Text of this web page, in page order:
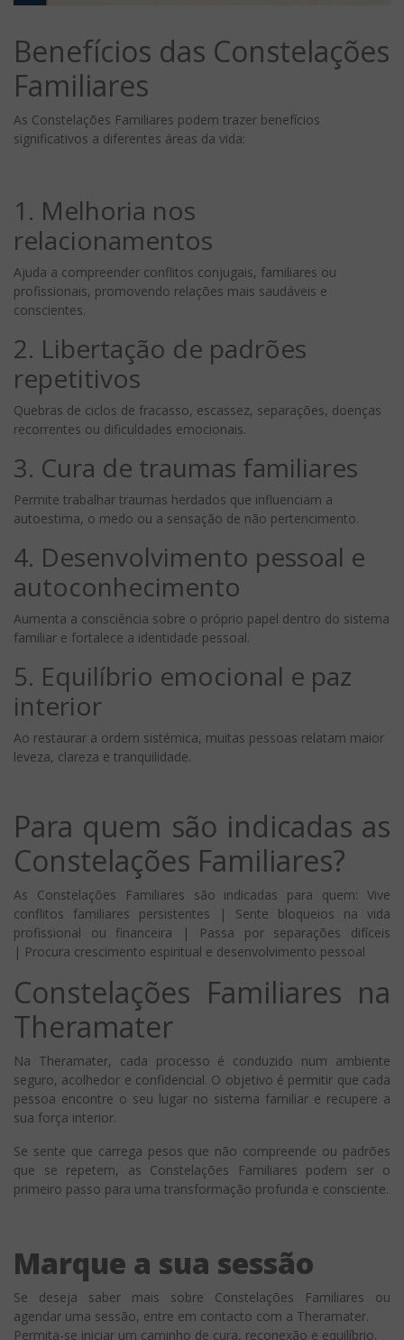
Benefícios das Constelações
Familiares
As Constelações Familiares podem trazer benefícios
significativos a diferentes áreas da vida:
1. Melhoria nos
relacionamentos
Ajuda a compreender conflitos conjugais, familiares ou
profissionais, promovendo relações mais saudáveis e
conscientes.
2. Libertação de padrões
repetitivos
Quebras de ciclos de fracasso, escassez, separações, doenças
recorrentes ou dificuldades emocionais.
3. Cura de traumas familiares
Permite trabalhar traumas herdados que influenciam a
autoestima, o medo ou a sensação de não pertencimento.
4. Desenvolvimento pessoal e
autoconhecimento
Aumenta a consciência sobre o próprio papel dentro do sistema
familiar e fortalece a identidade pessoal.
5. Equilíbrio emocional e paz
interior
Ao restaurar a ordem sistémica, muitas pessoas relatam maior
leveza, clareza e tranquilidade.
Para quem são indicadas as
Constelações Familiares?
As Constelações Familiares são indicadas para quem: Vive
conflitos familiares persistentes | Sente bloqueios na vida
profissional ou financeira | Passa por separações difíceis
| Procura crescimento espiritual e desenvolvimento pessoal
Constelações Familiares na
Theramater
Na Theramater, cada processo é conduzido num ambiente
seguro, acolhedor e confidencial. O objetivo é permitir que cada
pessoa encontre o seu lugar no sistema familiar e recupere a
sua força interior.
Se sente que carrega pesos que não compreende ou padrões
que se repetem, as Constelações Familiares podem ser o
primeiro passo para uma transformação profunda e consciente.
Marque a sua sessão
Se deseja saber mais sobre Constelações Familiares ou
agendar uma sessão, entre em contacto com a Theramater.
Permita-se iniciar um caminho de cura, reconexão e equilíbrio.